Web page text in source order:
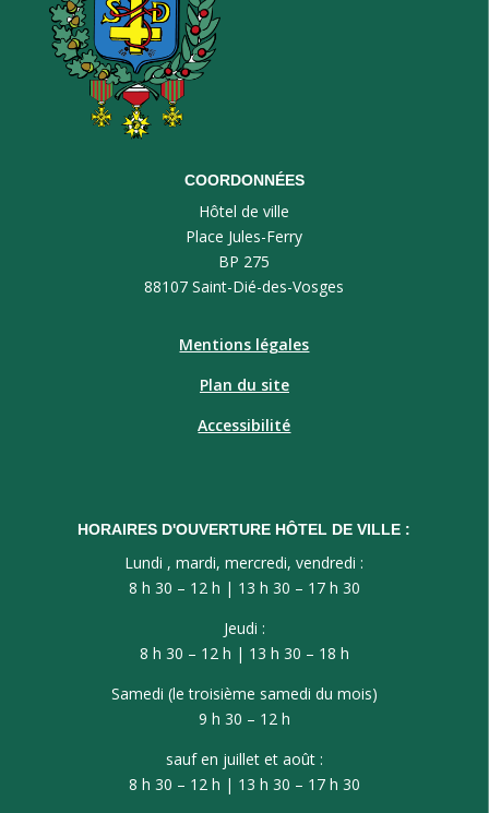
COORDONNÉES
Hôtel de ville
Place Jules-Ferry
BP 275
88107 Saint-Dié-des-Vosges
Mentions légales
Plan du site
Accessibilité
HORAIRES D'OUVERTURE HÔTEL DE VILLE :
Lundi , mardi, mercredi, vendredi :
8 h 30 – 12 h | 13 h 30 – 17 h 30
Jeudi :
8 h 30 – 12 h | 13 h 30 – 18 h
Samedi (le troisième samedi du mois)
9 h 30 – 12 h
sauf en juillet et août :
8 h 30 – 12 h | 13 h 30 – 17 h 30